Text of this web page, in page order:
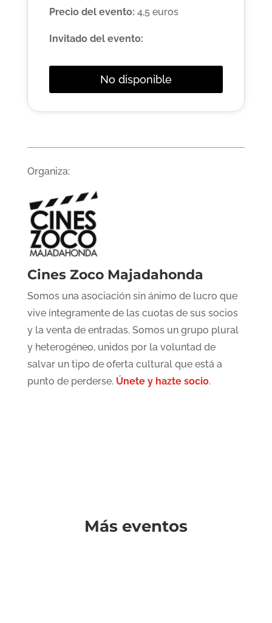
Precio del evento: 4,5 euros
Invitado del evento:
No disponible
Organiza:
Cines Zoco Majadahonda
Somos una asociación sin ánimo de lucro que
vive íntegramente de las cuotas de sus socios
y la venta de entradas. Somos un grupo plural
y heterogéneo, unidos por la voluntad de
salvar un tipo de oferta cultural que está a
punto de perderse. Únete y hazte socio.
Más eventos